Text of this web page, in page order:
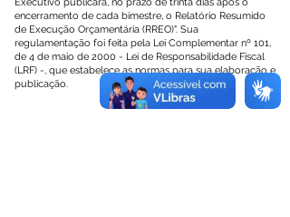
encerramento de cada bimestre, o Relatório Resumido
de Execução Orçamentária (RREO)". Sua
regulamentação foi feita pela Lei Complementar nº 101,
de 4 de maio de 2000 - Lei de Responsabilidade Fiscal
(LRF) -, que estabelece as normas para sua elaboração e
publicação.